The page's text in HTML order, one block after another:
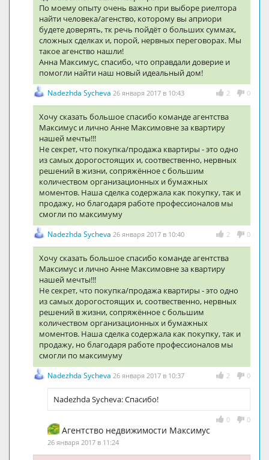
По моему опыту очень важно при выборе риелтора
найти человека/агенство, которому вы априори
будете доверять, тк речь пойдёт о больших суммах,
сложных сделках и, порой, нервных переговорах. Мы
такое агенство нашли!
Анна Максимус, спасибо, что оправдали доверие и
помогли найти наш новый идеальный дом!
2 0
Nadezhda Sycheva 26 января 2017 в 10:43
Хочу сказать большое спасибо команде агентства
Максимус и лично Анне Максимовне за квартиру
нашей мечты!!!
Не секрет, что покупка/продажа квартиры - это одно
из самых дорогостоящих и, соотвественно, нервных
решений в жизни, сопряжённое с большим
количеством организационных и бумажных
моментов. Наша сделка содержала как покупку, так и
продажу, но благодаря работе профессионалов мы
смогли по максимуму
2 0
Nadezhda Sycheva 26 января 2017 в 10:40
Хочу сказать большое спасибо команде агентства
Максимус и лично Анне Максимовне за квартиру
нашей мечты!!!
Не секрет, что покупка/продажа квартиры - это одно
из самых дорогостоящих и, соотвественно, нервных
решений в жизни, сопряжённое с большим
количеством организационных и бумажных
моментов. Наша сделка содержала как покупку, так и
продажу, но благодаря работе профессионалов мы
смогли по максимуму
2 0
Nadezhda Sycheva 26 января 2017 в 10:37
Nadezhda Sycheva: Спасибо!
0 0
Агентство недвижимости Максимус
26 января 2017 в 11:24